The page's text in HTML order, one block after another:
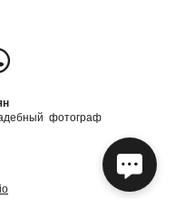
фотограф